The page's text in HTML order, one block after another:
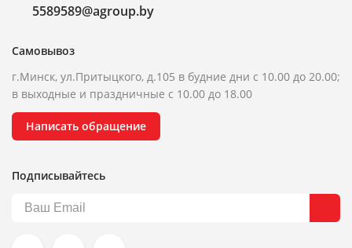
5589589@agroup.by
Самовывоз
г.Минск, ул.Притыцкого, д.105 в будние дни с 10.00 до 20.00;
в выходные и праздничные с 10.00 до 18.00
Написать обращение
Подписывайтесь